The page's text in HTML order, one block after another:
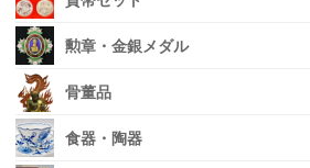
勲章・金銀メダル
骨董品
食器・陶器